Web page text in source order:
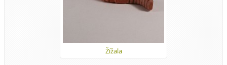
Žížala